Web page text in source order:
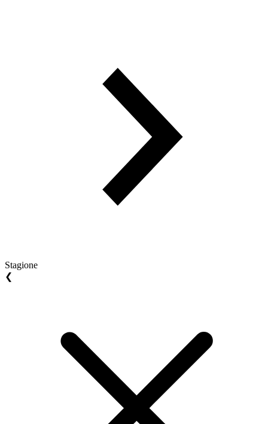
Stagione
❮